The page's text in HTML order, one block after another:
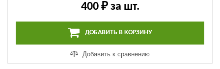
400 ₽за шт.
ДОБАВИТЬ В КОРЗИНУ
Добавить к сравнению